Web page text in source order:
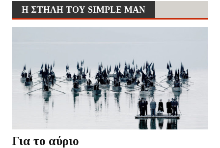
Η ΣΤΗΛΗ ΤΟΥ SIMPLE MAN
Για το αύριο